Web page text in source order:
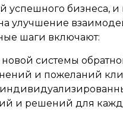
успешного бизнеса, и
улучшение
шаги включают:
системы
и пожеланий
и решений для